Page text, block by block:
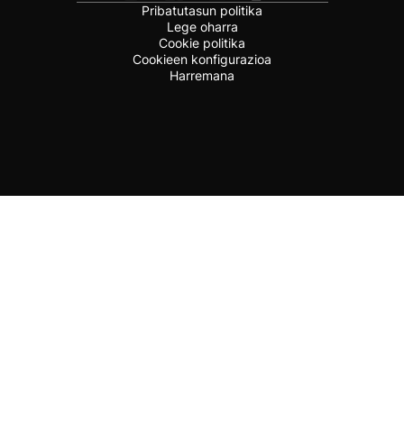
Pribatutasun politika
Lege oharra
Cookie politika
Cookieen konfigurazioa
Harremana